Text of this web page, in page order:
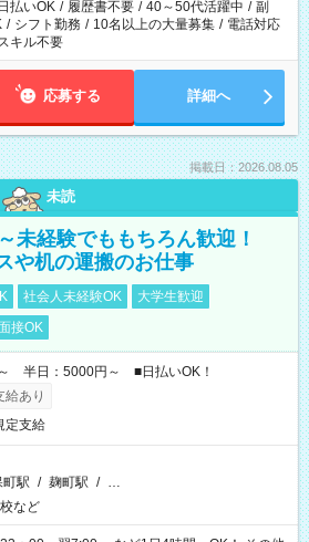
日払いOK / 履歴書不要 / 40～50代活躍中 / 副
/ シフト勤務 / 10名以上の大量募集 / 電話対応
キル不要
応募する 詳細へ
掲載日：2026.08.05
未読
未経験でももちろん歓迎！
や机の運搬のお仕事
社会人未経験OK
大学生歓迎
接OK
半日：5000円～ ■日払いOK！
給あり
定支給
町駅 / 麹町駅 / …
など